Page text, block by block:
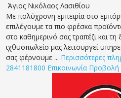
Άγιος Νικόλαος Λασιθίου
Με πολύχρονη εμπειρία στο
επιλέγουμε τα πιο φρέσκα
στο καθημερινό σας τραπέζι και
ιχθυοπωλείο μας λειτουργεί
σας φέρνουμε ... Περισσότερες
2841181800 Επικοινωνία Προβολή